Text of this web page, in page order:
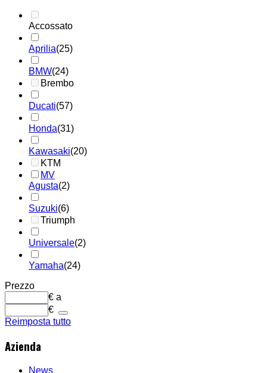
Accossato
Aprilia(25)
BMW(24)
Brembo
Ducati(57)
Honda(31)
Kawasaki(20)
KTM
MV
Agusta(2)
Suzuki(6)
Triumph
Universale(2)
Yamaha(24)
Prezzo
€ a
€
Reimposta tutto
Azienda
News